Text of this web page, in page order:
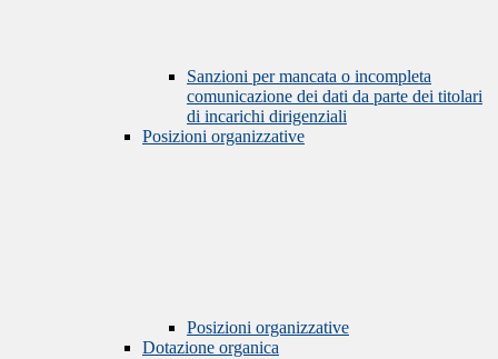
Sanzioni per mancata o incompleta
comunicazione dei dati da parte dei titolari
di incarichi dirigenziali
Posizioni organizzative
Posizioni organizzative
Dotazione organica